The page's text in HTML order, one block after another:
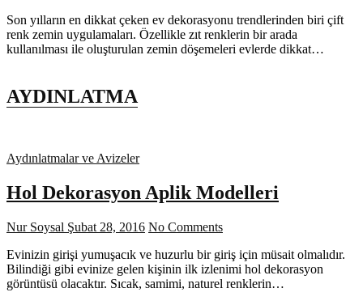
Son yılların en dikkat çeken ev dekorasyonu trendlerinden biri çift
renk zemin uygulamaları. Özellikle zıt renklerin bir arada
kullanılması ile oluşturulan zemin döşemeleri evlerde dikkat…
AYDINLATMA
Aydınlatmalar ve Avizeler
Hol Dekorasyon Aplik Modelleri
Nur Soysal Şubat 28, 2016 No Comments
Evinizin girişi yumuşacık ve huzurlu bir giriş için müsait olmalıdır.
Bilindiği gibi evinize gelen kişinin ilk izlenimi hol dekorasyon
görüntüsü olacaktır. Sıcak, samimi, naturel renklerin…